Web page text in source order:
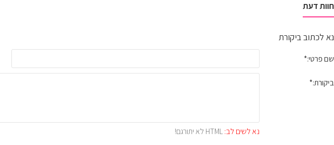
חוות דעת
נא לכתוב ביקורת
שם פרטי:
ביקורת:
נא לשים לב: